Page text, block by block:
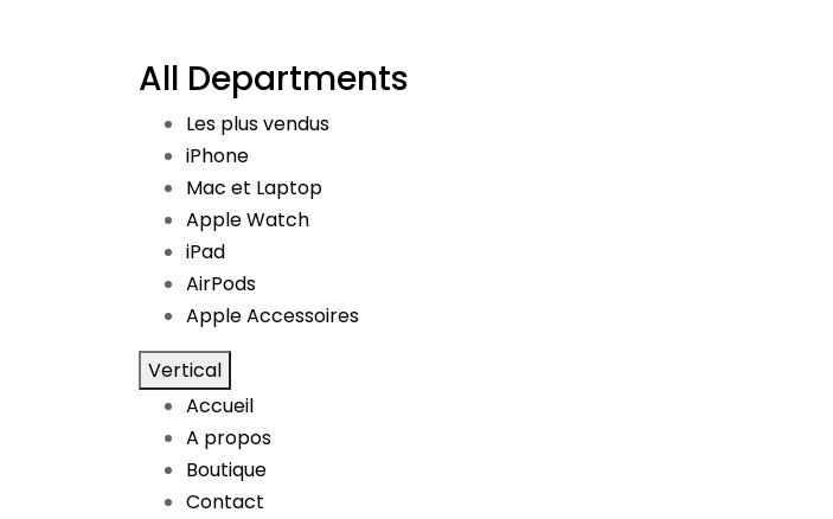
All Departments
Les plus vendus
iPhone
Mac et Laptop
Apple Watch
iPad
AirPods
Apple Accessoires
Vertical
Accueil
A propos
Boutique
Contact